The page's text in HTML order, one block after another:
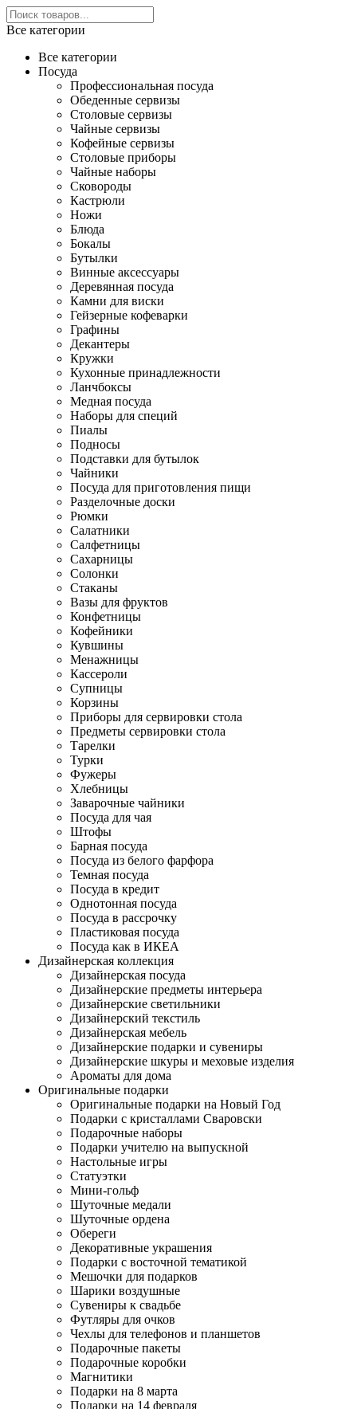
Все категории
Все категории
Посуда
Профессиональная посуда
Обеденные сервизы
Столовые сервизы
Чайные сервизы
Кофейные сервизы
Столовые приборы
Чайные наборы
Сковороды
Кастрюли
Ножи
Блюда
Бокалы
Бутылки
Винные аксессуары
Деревянная посуда
Камни для виски
Гейзерные кофеварки
Графины
Декантеры
Кружки
Кухонные принадлежности
Ланчбоксы
Медная посуда
Наборы для специй
Пиалы
Подносы
Подставки для бутылок
Чайники
Посуда для приготовления пищи
Разделочные доски
Рюмки
Салатники
Салфетницы
Сахарницы
Солонки
Стаканы
Вазы для фруктов
Конфетницы
Кофейники
Кувшины
Менажницы
Кассероли
Супницы
Корзины
Приборы для сервировки стола
Предметы сервировки стола
Тарелки
Турки
Фужеры
Хлебницы
Заварочные чайники
Посуда для чая
Штофы
Барная посуда
Посуда из белого фарфора
Темная посуда
Посуда в кредит
Однотонная посуда
Посуда в рассрочку
Пластиковая посуда
Посуда как в ИКЕА
Дизайнерская коллекция
Дизайнерская посуда
Дизайнерские предметы интерьера
Дизайнерские светильники
Дизайнерский текстиль
Дизайнерская мебель
Дизайнерские подарки и сувениры
Дизайнерские шкуры и меховые изделия
Ароматы для дома
Оригинальные подарки
Оригинальные подарки на Новый Год
Подарки с кристаллами Сваровски
Подарочные наборы
Подарки учителю на выпускной
Настольные игры
Статуэтки
Мини-гольф
Шуточные медали
Шуточные ордена
Обереги
Декоративные украшения
Подарки с восточной тематикой
Мешочки для подарков
Шарики воздушные
Сувениры к свадьбе
Футляры для очков
Чехлы для телефонов и планшетов
Подарочные пакеты
Подарочные коробки
Магнитики
Подарки на 8 марта
Подарки на 14 февраля